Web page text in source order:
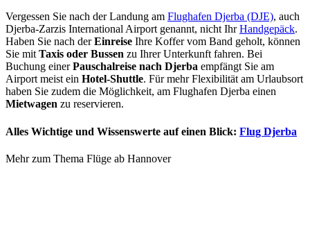
Vergessen Sie nach der Landung am Flughafen Djerba (DJE), auch
Djerba-Zarzis International Airport genannt, nicht IhrHandgepäck.
Haben Sie nach derEinreise Ihre Koffer vom Band geholt, können
Sie mit Taxis oder Bussen zu Ihrer Unterkunft fahren. Bei
Buchung einerPauschalreise nach Djerba empfängt Sie am
Airport meist ein Hotel-Shuttle. Für mehr Flexibilität am Urlaubsort
haben Sie zudem die Möglichkeit, am Flughafen Djerba einen
Mietwagen zu reservieren.
Alles Wichtige und Wissenswerte auf einen Blick: Flug Djerba
Mehr zum Thema Flüge ab Hannover